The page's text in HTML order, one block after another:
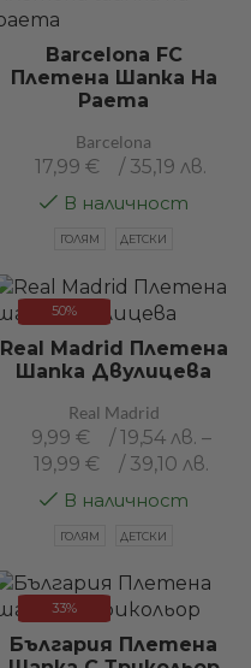
Barcelona FC
Плетена Шапка На
Раета
Barcelona
17,99 € / 35,19 лв.
В наличност
ГОЛЯМ ДЕТСКИ
50%
Real Madrid Плетена
Шапка Двулицева
Real Madrid
9,99 € / 19,54 лв. –
19,99 € / 39,10 лв.
В наличност
ГОЛЯМ ДЕТСКИ
33%
България Плетена